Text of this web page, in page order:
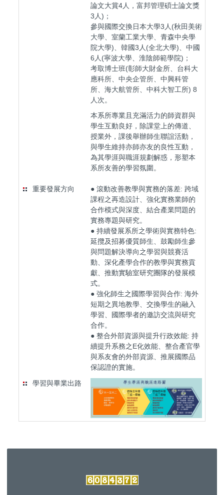
論文大賞4人，富邦管理碩士論文獎
3人)；
參與國際交換日本大學3人(秋田美術
大學、室蘭工業大學、青森中央學
院大學)、韓國3人(全北大學)、中國
6人(寧波大學、淮陰師範學院)；
考取博士班(彰師大財金所、台科大
應科所、中央企管所、中興科管
所、海大航管所、中科大智工所) 8
人次。
本系所專業且充滿活力的師資群與
學生互動良好，除課堂上的傳道、
授業外，課後舉辦師生聯誼活動，
與學生維持亦師亦友的良性互動，
為其學涯與職涯規劃解惑，形塑本
系所友善的學習氛圍。
重要發展方向
● 滾動改善教學與實務的落差: 跨域
課程之再造設計、強化實務業師的
合作模式與深度、結合產業問題的
實務專題與研究。
● 持續發展系所之學術與實務特色:
延攬及招募優質師生、鼓勵師生參
與問題解決導向之學習與競賽活
動、深化產學合作的教學與實務貢
獻、推動實驗室研究團隊的發展模
式。
● 強化師生之國際學習與合作: 海外
短期之異地教學、交換學生的融入
學習、國際學者的邀訪交流與研究
合作。
● 整合外部資源與提升行政效能: 持
續提升系務之E化效能、整合產官學
與系友會的外部資源、推展國際品
保認證的實施。
學習與畢業出路